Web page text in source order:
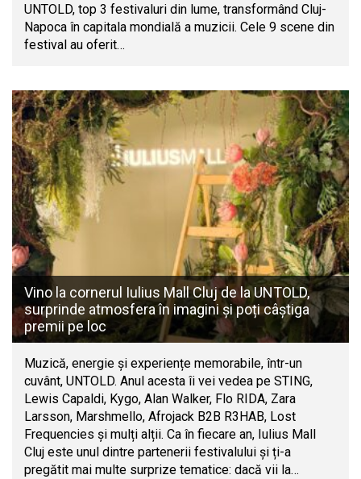
UNTOLD, top 3 festivaluri din lume, transformând Cluj-
Napoca în capitala mondială a muzicii. Cele 9 scene din
festival au oferit…
Vino la cornerul Iulius Mall Cluj de la UNTOLD,
surprinde atmosfera în imagini și poți câștiga
premii pe loc
Muzică, energie și experiențe memorabile, într-un
cuvânt, UNTOLD. Anul acesta îi vei vedea pe STING,
Lewis Capaldi, Kygo, Alan Walker, Flo RIDA, Zara
Larsson, Marshmello, Afrojack B2B R3HAB, Lost
Frequencies și mulți alții. Ca în fiecare an, Iulius Mall
Cluj este unul dintre partenerii festivalului și ți-a
pregătit mai multe surprize tematice: dacă vii la…